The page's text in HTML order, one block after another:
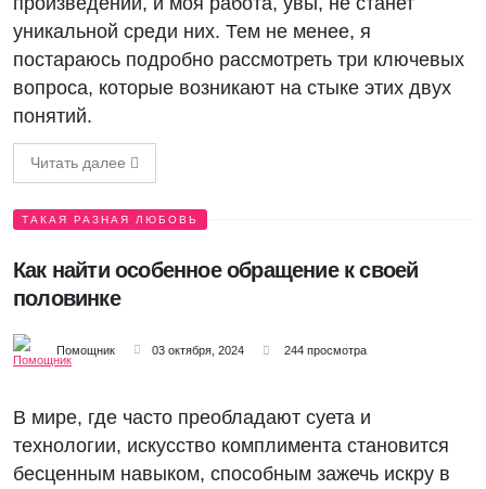
уникальной среди них. Тем не менее, я
постараюсь подробно рассмотреть три ключевых
вопроса, которые возникают на стыке этих двух
понятий.
Читать далее
ТАКАЯ РАЗНАЯ ЛЮБОВЬ
Как найти особенное обращение к своей
половинке
Помощник 03 октября, 2024 244 просмотра
В мире, где часто преобладают суета и
технологии, искусство комплимента становится
бесценным навыком, способным зажечь искру в